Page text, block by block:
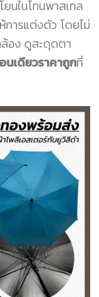
นในโทนพาสเทล
การแต่งตัว โดยไม่
ล้อง ดูสะดุดตา
นเดียวราคาถูกที่